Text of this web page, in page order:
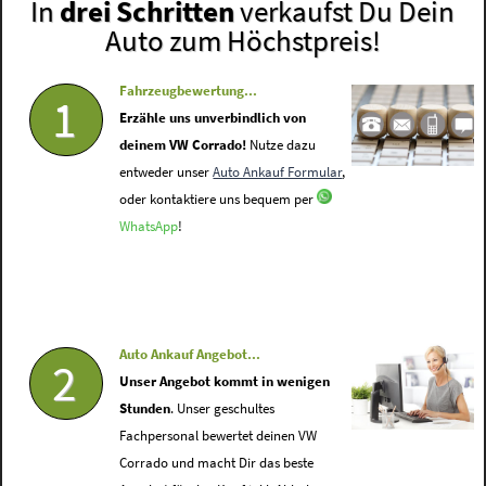
In drei Schrittenverkaufst Du Dein
Auto zum Höchstpreis!
1
Fahrzeugbewertung...
Erzähle uns unverbindlich von
deinem VW Corrado! Nutze dazu
entweder unserAuto Ankauf Formular,
oder kontaktiere uns bequem per
WhatsApp!
2
Auto Ankauf Angebot...
Unser Angebot kommt in wenigen
Stunden. Unser geschultes
Fachpersonal bewertet deinen VW
Corrado und macht Dir das beste